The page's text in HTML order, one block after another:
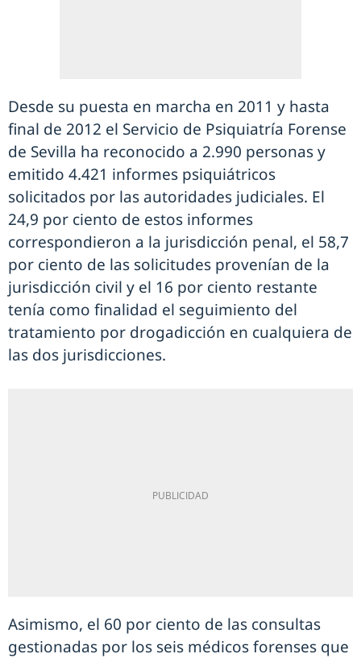
Desde su puesta en marcha en 2011 y hasta
final de 2012 el Servicio de Psiquiatría Forense
de Sevilla ha reconocido a 2.990 personas y
emitido 4.421 informes psiquiátricos
solicitados por las autoridades judiciales. El
24,9 por ciento de estos informes
correspondieron a la jurisdicción penal, el 58,7
por ciento de las solicitudes provenían de la
jurisdicción civil y el 16 por ciento restante
tenía como finalidad el seguimiento del
tratamiento por drogadicción en cualquiera de
las dos jurisdicciones.
Asimismo, el 60 por ciento de las consultas
gestionadas por los seis médicos forenses que